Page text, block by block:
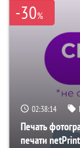
-30%
02:38:13
Печать
печати netPrint